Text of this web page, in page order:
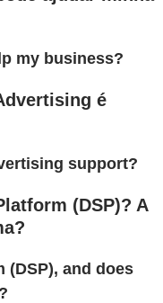
my business?
é
support?
(DSP)? A
(DSP), and does